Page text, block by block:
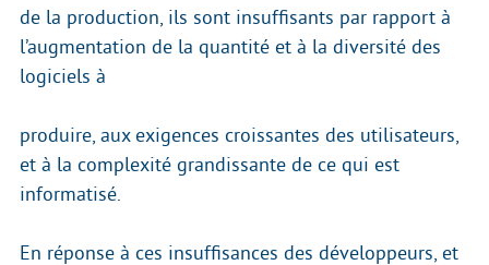
de la production, ils sont insuffisants par rapport à
l’augmentation de la quantité et à la diversité des
logiciels à
produire, aux exigences croissantes des utilisateurs,
et à la complexité grandissante de ce qui est
informatisé.
En réponse à ces insuffisances des développeurs, et